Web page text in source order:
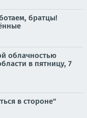
братцы!
облачностью
в пятницу, 7
в стороне"